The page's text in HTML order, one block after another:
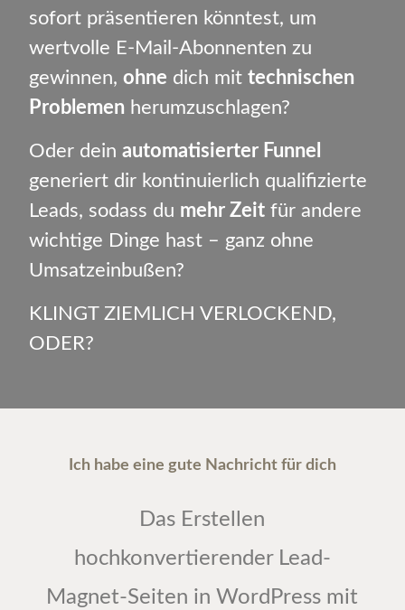
sofort präsentieren könntest, um
wertvolle E-Mail-Abonnenten zu
gewinnen,ohne dich mittechnischen
Problemen herumzuschlagen?
Oder deinautomatisierter Funnel
generiert dir kontinuierlich qualifizierte
Leads, sodass du mehr Zeit für andere
wichtige Dinge hast – ganz ohne
Umsatzeinbußen?
KLINGT ZIEMLICH VERLOCKEND,
ODER?
Ich habe eine gute Nachricht für dich
Das Erstellen
hochkonvertierender Lead-
Magnet-Seiten in WordPress mit